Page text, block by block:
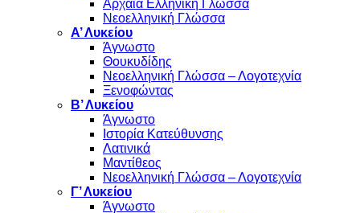
Αρχαία Ελληνική Γλώσσα
Νεοελληνική Γλώσσα
Α’ Λυκείου
Άγνωστο
Θουκυδίδης
Νεοελληνική Γλώσσα – Λογοτεχνία
Ξενοφώντας
Β’ Λυκείου
Άγνωστο
Ιστορία Κατεύθυνσης
Λατινικά
Μαντίθεος
Νεοελληνική Γλώσσα – Λογοτεχνία
Γ’ Λυκείου
Άγνωστο